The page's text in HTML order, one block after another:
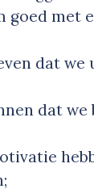
goed met
dat we
dat we